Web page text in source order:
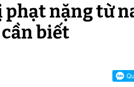
nặng từ
cần biết